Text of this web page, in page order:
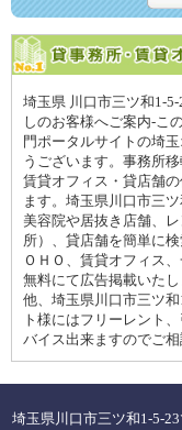
埼玉県 川口市三ツ和1-
しのお客様へご案内-こ
門ポータルサイトの埼
うございます。事務所
賃貸オフィス・貸店舗
ます。埼玉県川口市三
美容院や居抜き店舗、
所）、貸店舗を簡単に
ＯＨＯ、賃貸オフィス
無料にて広告掲載いた
他、埼玉県川口市三ツ
ト様にはフリーレント
バイス出来ますのでご相
埼玉県川口市三ツ和1-5-